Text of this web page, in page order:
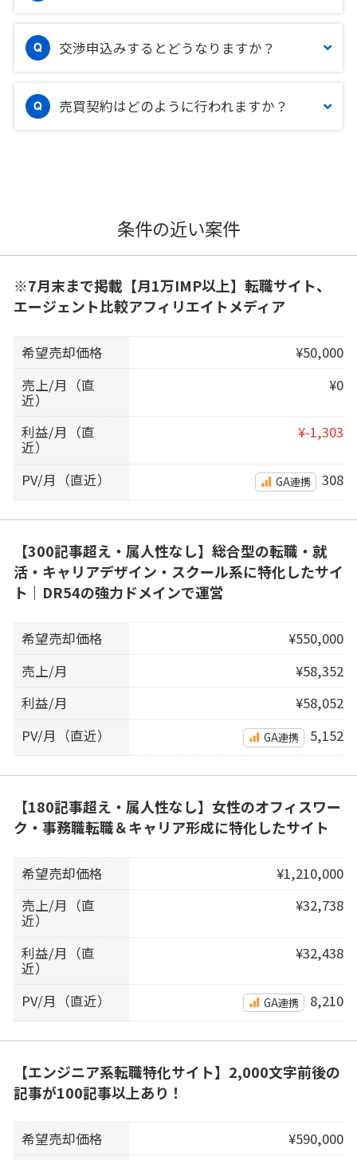
交渉申込みするとどうなりますか？
売買契約はどのように行われますか？
条件の近い案件
※7月末まで掲載【月1万IMP以上】転職サイト、
エージェント比較アフィリエイトメディア
希望売却価格
¥50,000
売上/月（直
近）
¥0
利益/月（直
近）
¥-1,303
PV/月（直近） GA連携 308
【300記事超え・属人性なし】総合型の転職・就
活・キャリアデザイン・スクール系に特化したサイ
ト｜DR54の強力ドメインで運営
希望売却価格
¥550,000
売上/月
¥58,352
利益/月
¥58,052
PV/月（直近）
GA連携 5,152
【180記事超え・属人性なし】女性のオフィスワー
ク・事務職転職＆キャリア形成に特化したサイト
希望売却価格
¥1,210,000
売上/月（直
近）
¥32,738
利益/月（直
近）
¥32,438
PV/月（直近） GA連携 8,210
【エンジニア系転職特化サイト】2,000文字前後の
記事が100記事以上あり！
希望売却価格
¥590,000